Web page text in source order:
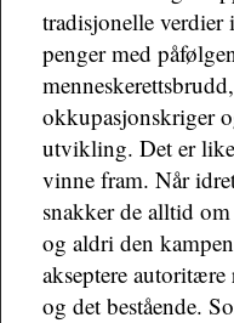
tradisjonelle verdier
penger med
okkupasjonskriger
utvikling. Det er
vinne fram. Når
snakker de alltid
og aldri den
akseptere
og det bestående.